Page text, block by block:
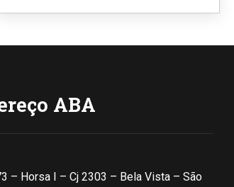
ABA
– Horsa I – Cj 2303 – Bela Vista – São